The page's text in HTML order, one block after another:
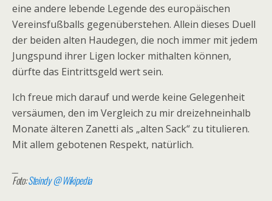
eine andere lebende Legende des europäischen
Vereinsfußballs gegenüberstehen. Allein dieses Duell
der beiden alten Haudegen, die noch immer mit jedem
Jungspund ihrer Ligen locker mithalten können,
dürfte das Eintrittsgeld wert sein.
Ich freue mich darauf und werde keine Gelegenheit
versäumen, den im Vergleich zu mir dreizehneinhalb
Monate älteren Zanetti als „alten Sack“ zu titulieren.
Mit allem gebotenen Respekt, natürlich.
Foto:Steindy @ Wikipedia